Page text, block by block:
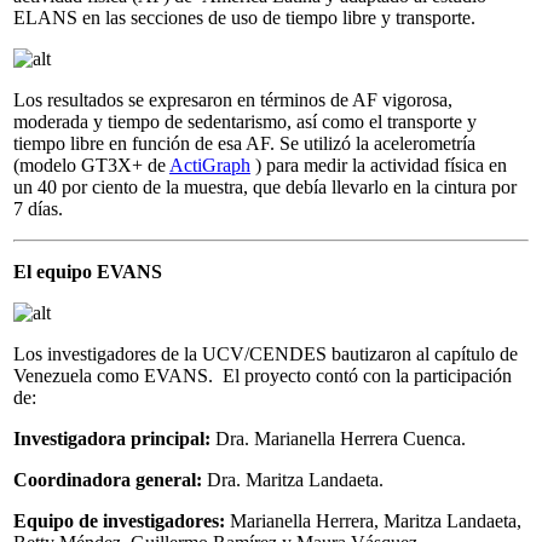
ELANS en las secciones de uso de tiempo libre y transporte.
Los resultados se expresaron en términos de AF vigorosa,
moderada y tiempo de sedentarismo, así como el transporte y
tiempo libre en función de esa AF. Se utilizó la acelerometría
(modelo GT3X+ de ActiGraph ) para medir la actividad física en
un 40 por ciento de la muestra, que debía llevarlo en la cintura por
7 días.
El equipo EVANS
Los investigadores de la UCV/CENDES bautizaron al capítulo de
Venezuela como EVANS. El proyecto contó con la participación
de:
Investigadora principal: Dra. Marianella Herrera Cuenca.
Coordinadora general: Dra. Maritza Landaeta.
Equipo de investigadores: Marianella Herrera, Maritza Landaeta,